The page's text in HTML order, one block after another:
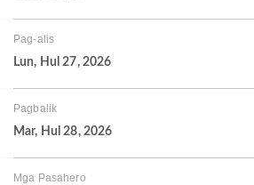
Pag-alis
Lun, Hul 27, 2026
Pagbalik
Mar, Hul 28, 2026
Mga Pasahero